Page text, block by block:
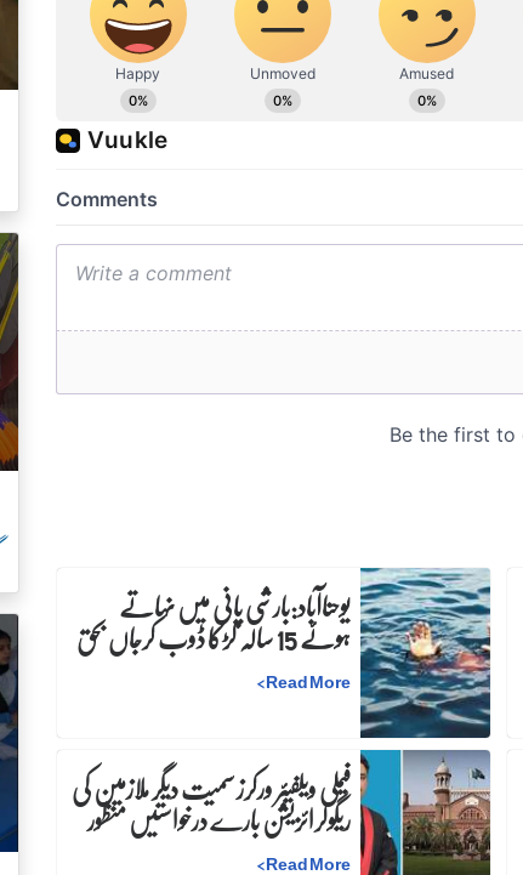
یوحناآباد:بارشی پانی میں نہاتے
ہوئے 15 سالہ لڑکا ڈوب کرجاں بحق
Read More
>
فیملی ویلفیئر ورکرز سمیت دیگر ملازمین کی
ریگولرائزیشن بارے درخواستیں منظور
Read More
>